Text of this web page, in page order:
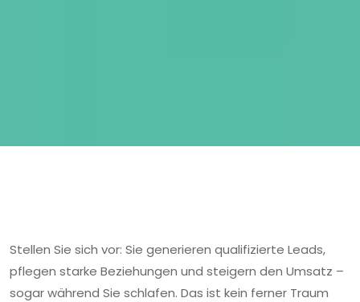
Stellen Sie sich vor: Sie generieren qualifizierte Leads,
pflegen starke Beziehungen und steigern den Umsatz –
sogar während Sie schlafen. Das ist kein ferner Traum